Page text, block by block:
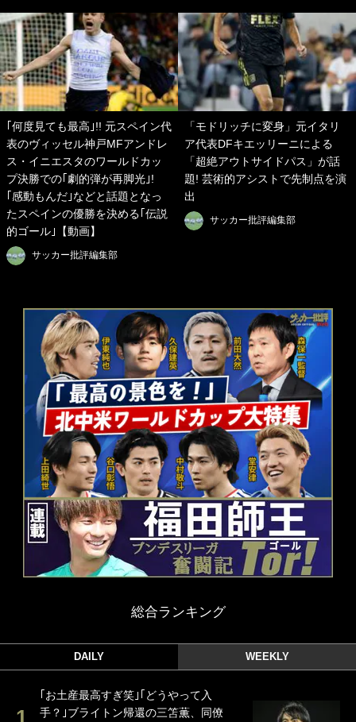
｢何度見ても最高｣!! 元スペイン代
表のヴィッセル神戸MFアンドレ
ス・イニエスタのワールドカッ
プ決勝での｢劇的弾が再脚光｣!
｢感動もんだ｣などと話題となっ
たスペインの優勝を決める｢伝説
的ゴール｣【動画】
サッカー批評編集部
「モドリッチに変身」元イタリ
ア代表DFキエッリーニによる
「超絶アウトサイドパス」が話
題! 芸術的アシストで先制点を演
出
サッカー批評編集部
総合ランキング
DAILY WEEKLY
｢お土産最高すぎ笑｣｢どうやって入
手？｣ブライトン帰還の三笘薫、同僚